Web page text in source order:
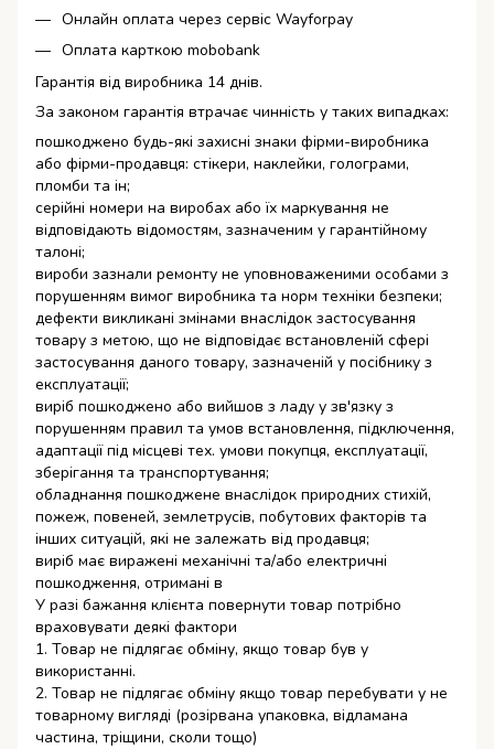
Онлайн оплата через сервіс Wayforpay
Оплата карткою mobobank
Гарантія від виробника 14 днів.
За законом гарантія втрачає чинність у таких випадках:
пошкоджено будь-які захисні знаки фірми-виробника
або фірми-продавця: стікери, наклейки, голограми,
пломби та ін;
серійні номери на виробах або їх маркування не
відповідають відомостям, зазначеним у гарантійному
талоні;
вироби зазнали ремонту не уповноваженими особами з
порушенням вимог виробника та норм техніки безпеки;
дефекти викликані змінами внаслідок застосування
товару з метою, що не відповідає встановленій сфері
застосування даного товару, зазначеній у посібнику з
експлуатації;
виріб пошкоджено або вийшов з ладу у зв'язку з
порушенням правил та умов встановлення, підключення,
адаптації під місцеві тех. умови покупця, експлуатації,
зберігання та транспортування;
обладнання пошкоджене внаслідок природних стихій,
пожеж, повеней, землетрусів, побутових факторів та
інших ситуацій, які не залежать від продавця;
виріб має виражені механічні та/або електричні
пошкодження, отримані в
У разі бажання клієнта повернути товар потрібно
враховувати деякі фактори
1. Товар не підлягає обміну, якщо товар був у
використанні.
2. Товар не підлягає обміну якщо товар перебувати у не
товарному вигляді (розірвана упаковка, відламана
частина, тріщини, сколи тощо)